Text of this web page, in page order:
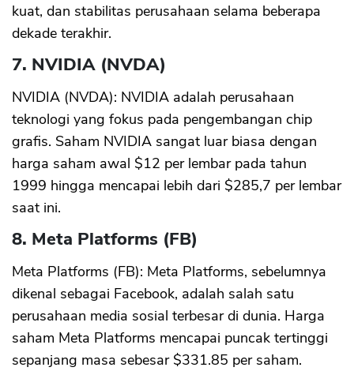
kuat, dan stabilitas perusahaan selama beberapa
dekade terakhir.
7. NVIDIA (NVDA)
NVIDIA (NVDA): NVIDIA adalah perusahaan
teknologi yang fokus pada pengembangan chip
grafis. Saham NVIDIA sangat luar biasa dengan
harga saham awal $12 per lembar pada tahun
1999 hingga mencapai lebih dari $285,7 per lembar
saat ini.
8. Meta Platforms (FB)
Meta Platforms (FB): Meta Platforms, sebelumnya
dikenal sebagai Facebook, adalah salah satu
perusahaan media sosial terbesar di dunia. Harga
saham Meta Platforms mencapai puncak tertinggi
sepanjang masa sebesar $331.85 per saham.